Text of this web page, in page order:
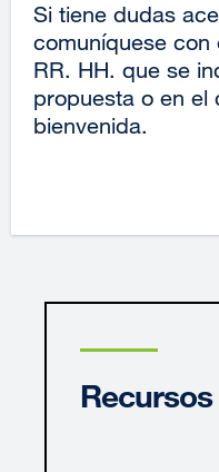
Si tiene dudas
comuníquese con
RR. HH. que se
propuesta o en el
bienvenida.